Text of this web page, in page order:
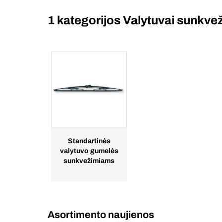
1 kategorijosValytuvai
Standartinės
valytuvo gumelės
sunkvežimiams
Asortimento naujienos